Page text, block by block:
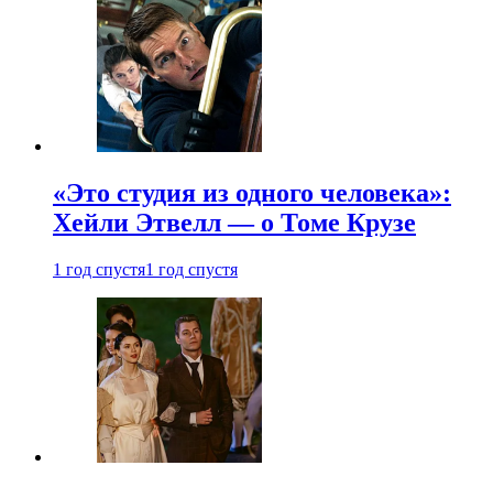
«Это студия из одного человека»:
Хейли Этвелл — о Томе Крузе
1 год спустя1 год спустя